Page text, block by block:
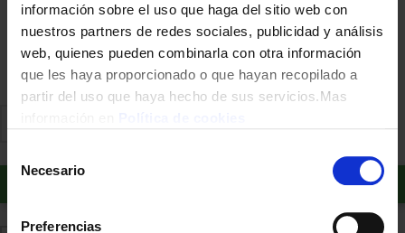
información sobre el uso que haga del sitio web con
nuestros partners de redes sociales, publicidad y análisis
web, quienes pueden combinarla con otra información
que les haya proporcionado o que hayan recopilado a
partir del uso que haya hecho de sus servicios.Mas
Necesario
Preferencias
Financia a plazos con Cetelem
+ info